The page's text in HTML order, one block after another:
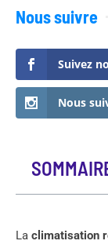
Nous suivre
Suivez
Nous
La climatisation